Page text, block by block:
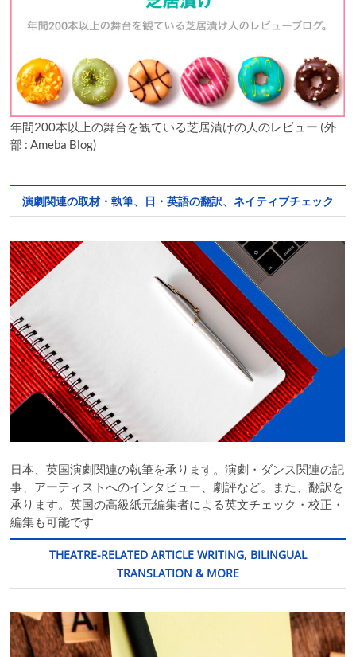
年間200本以上の舞台を観ている芝居漬けの人のレビュー (外
部 : Ameba Blog)
演劇関連の取材・執筆、日・英語の翻訳、ネイティブチェック
日本、英国演劇関連の執筆を承ります。演劇・ダンス関連の記
事、アーティストへのインタビュー、劇評など。また、翻訳を
承ります。英国の高級紙元編集者による英文チェック・校正・
編集も可能です
THEATRE-RELATED ARTICLE WRITING, BILINGUAL
TRANSLATION & MORE